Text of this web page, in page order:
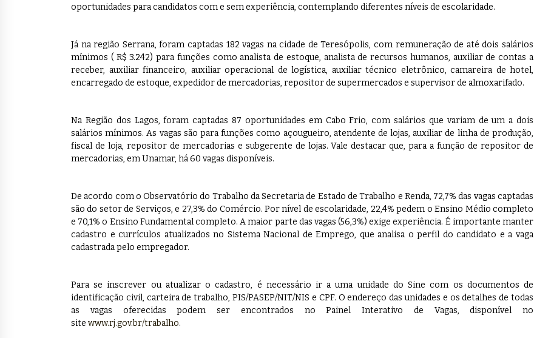
oportunidades para candidatos com e sem experiência, contemplando diferentes níveis de escolaridade.
Já na região Serrana, foram captadas 182 vagas na cidade de Teresópolis, com remuneração de até dois salários
mínimos ( R$ 3.242) para funções como analista de estoque, analista de recursos humanos, auxiliar de contas a
receber, auxiliar financeiro, auxiliar operacional de logística, auxiliar técnico eletrônico, camareira de hotel,
encarregado de estoque, expedidor de mercadorias, repositor de supermercados e supervisor de almoxarifado.
Na Região dos Lagos, foram captadas 87 oportunidades em Cabo Frio, com salários que variam de um a dois
salários mínimos. As vagas são para funções como açougueiro, atendente de lojas, auxiliar de linha de produção,
fiscal de loja, repositor de mercadorias e subgerente de lojas. Vale destacar que, para a função de repositor de
mercadorias, em Unamar, há 60 vagas disponíveis.
De acordo com o Observatório do Trabalho da Secretaria de Estado de Trabalho e Renda, 72,7% das vagas captadas
são do setor de Serviços, e 27,3% do Comércio. Por nível de escolaridade, 22,4% pedem o Ensino Médio completo
e 70,1% o Ensino Fundamental completo. A maior parte das vagas (56,3%) exige experiência. É importante manter
cadastro e currículos atualizados no Sistema Nacional de Emprego, que analisa o perfil do candidato e a vaga
cadastrada pelo empregador.
Para se inscrever ou atualizar o cadastro, é necessário ir a uma unidade do Sine com os documentos de
identificação civil, carteira de trabalho, PIS/PASEP/NIT/NIS e CPF. O endereço das unidades e os detalhes de todas
as vagas oferecidas podem ser encontrados no Painel Interativo de Vagas, disponível no
site www.rj.gov.br/trabalho.